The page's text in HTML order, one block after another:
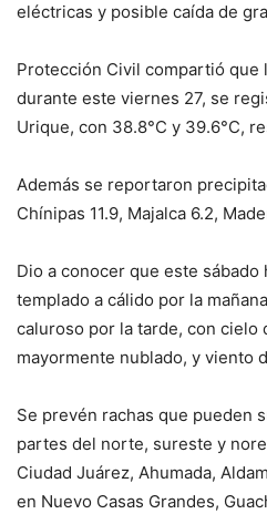
eléctricas y posible caída de
Protección Civil compartió que
durante este viernes 27, se
Urique, con 38.8°C y 39.6°C,
Además se reportaron
Chínipas 11.9, Majalca 6.2,
Dio a conocer que este sábado
templado a cálido por la
caluroso por la tarde, con cielo
mayormente nublado, y viento
Se prevén rachas que pueden
partes del norte, sureste y
Ciudad Juárez, Ahumada,
en Nuevo Casas Grandes,